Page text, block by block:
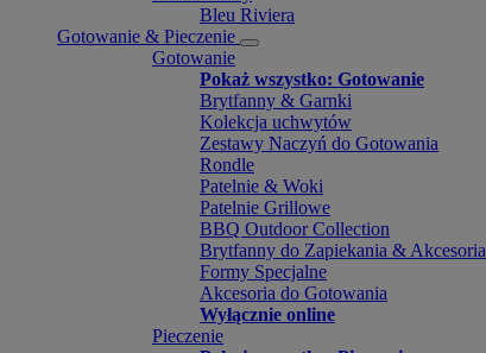
Bleu Riviera
Gotowanie & Pieczenie
Gotowanie
Pokaż wszystko: Gotowanie
Brytfanny & Garnki
Kolekcja uchwytów
Zestawy Naczyń do Gotowania
Rondle
Patelnie & Woki
Patelnie Grillowe
BBQ Outdoor Collection
Brytfanny do Zapiekania & Akcesoria
Formy Specjalne
Akcesoria do Gotowania
Wyłącznie online
Pieczenie